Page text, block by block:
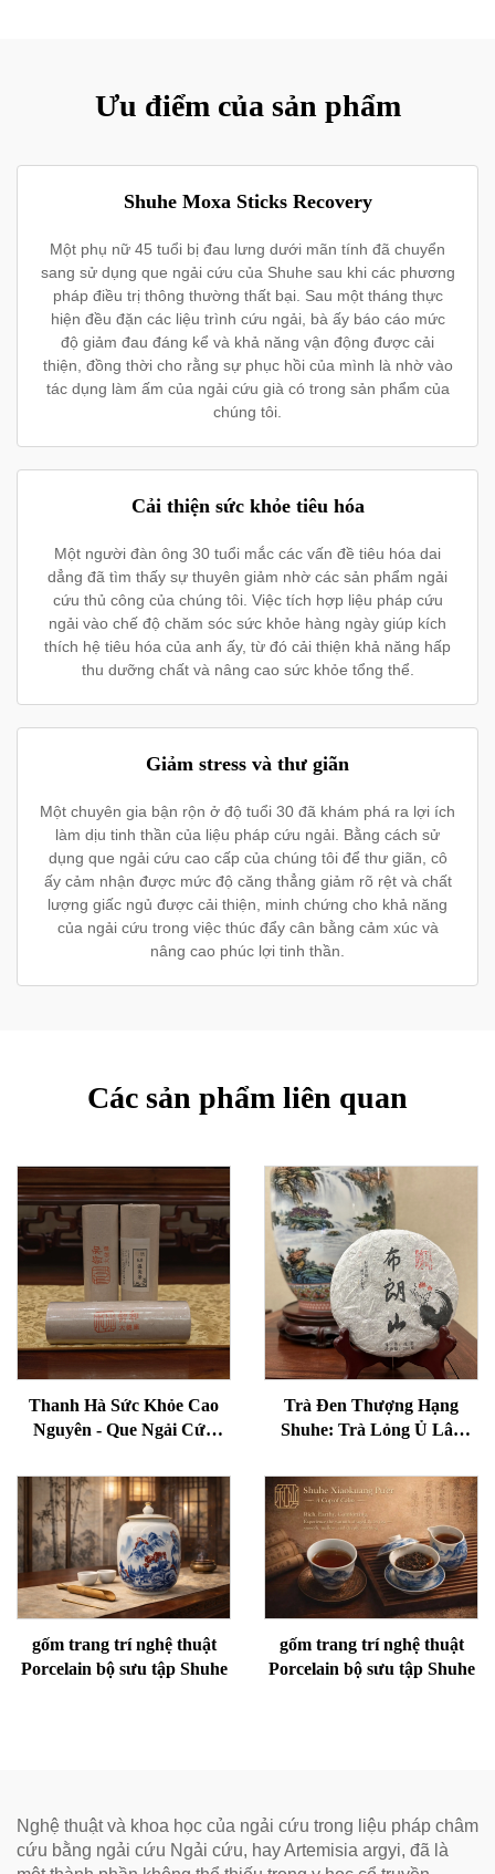
Ưu điểm của sản phẩm
Shuhe Moxa Sticks Recovery
Một phụ nữ 45 tuổi bị đau lưng dưới mãn tính đã chuyển
sang sử dụng que ngải cứu của Shuhe sau khi các phương
pháp điều trị thông thường thất bại. Sau một tháng thực
hiện đều đặn các liệu trình cứu ngải, bà ấy báo cáo mức
độ giảm đau đáng kể và khả năng vận động được cải
thiện, đồng thời cho rằng sự phục hồi của mình là nhờ vào
tác dụng làm ấm của ngải cứu già có trong sản phẩm của
chúng tôi.
Cải thiện sức khỏe tiêu hóa
Một người đàn ông 30 tuổi mắc các vấn đề tiêu hóa dai
dẳng đã tìm thấy sự thuyên giảm nhờ các sản phẩm ngải
cứu thủ công của chúng tôi. Việc tích hợp liệu pháp cứu
ngải vào chế độ chăm sóc sức khỏe hàng ngày giúp kích
thích hệ tiêu hóa của anh ấy, từ đó cải thiện khả năng hấp
thu dưỡng chất và nâng cao sức khỏe tổng thể.
Giảm stress và thư giãn
Một chuyên gia bận rộn ở độ tuổi 30 đã khám phá ra lợi ích
làm dịu tinh thần của liệu pháp cứu ngải. Bằng cách sử
dụng que ngải cứu cao cấp của chúng tôi để thư giãn, cô
ấy cảm nhận được mức độ căng thẳng giảm rõ rệt và chất
lượng giấc ngủ được cải thiện, minh chứng cho khả năng
của ngải cứu trong việc thúc đẩy cân bằng cảm xúc và
nâng cao phúc lợi tinh thần.
Các sản phẩm liên quan
Thanh Hà Sức Khỏe Cao
Nguyên - Que Ngải Cứu
Loại Bỏ Ẩm Và Làm Ấm
Kinh Mạch
Trà Đen Thượng Hạng
Shuhe: Trà Lỏng Ủ Lâu
Thống Chính Hiệu, Vị Mềm
Mại và Trơn Tru, Lý Tưởng
để Hỗ Trợ Tiêu Hóa và Thư
Giãn, Trà Sức Khỏe Tự
Nhiên
gốm trang trí nghệ thuật
Porcelain bộ sưu tập Shuhe
gốm trang trí nghệ thuật
Porcelain bộ sưu tập Shuhe
Nghệ thuật và khoa học của ngải cứu trong liệu pháp châm
cứu bằng ngải cứu Ngải cứu, hay Artemisia argyi, đã là